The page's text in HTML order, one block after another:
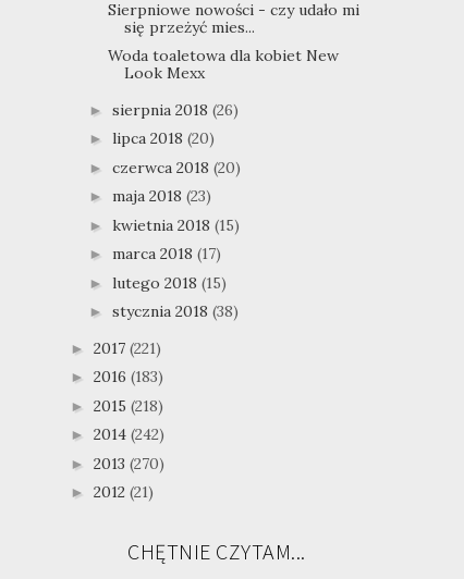
Sierpniowe nowości - czy udało mi
się przeżyć mies...
Woda toaletowa dla kobiet New
Look Mexx
► sierpnia 2018 (26)
► lipca 2018 (20)
► czerwca 2018 (20)
► maja 2018 (23)
► kwietnia 2018 (15)
► marca 2018 (17)
► lutego 2018 (15)
► stycznia 2018 (38)
► 2017 (221)
► 2016 (183)
► 2015 (218)
► 2014 (242)
► 2013 (270)
► 2012 (21)
CHĘTNIE CZYTAM...